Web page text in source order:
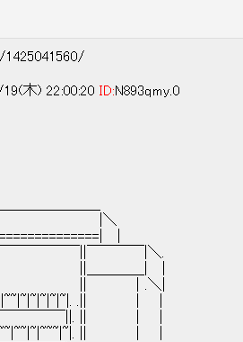
木) 22:00:20 ID:N893qmy.0
|
￣￣￣||￣￣￣￣|＼.
＿＿＿| |
|| ｜.＼|
.|| | |
￣￣||. || | |
|| | |